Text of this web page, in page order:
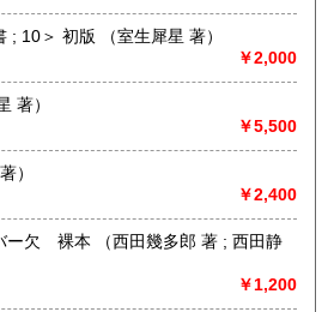
方、まずはお気軽にお問い合わせく
らこそできる高額査定をいたします。
みいただくことも可能です。
にご連絡ください。
本など、稀少かつ高額な書籍にも対応
軽にご相談ください。
す。
にお気軽にご相談ください。
日本の庭 ＜朝日新選書 ; 10＞ 初版 （室生犀星 著）
￥2,000
犀星 著）
￥5,500
著）
￥2,400
幾多郎 著 ; 西田静
￥1,200